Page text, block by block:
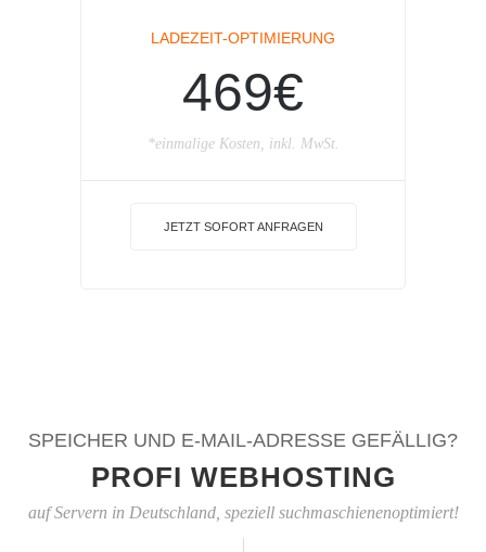
LADEZEIT-OPTIMIERUNG
469€
*einmalige Kosten, inkl. MwSt.
JETZT SOFORT ANFRAGEN
SPEICHER UND E-MAIL-ADRESSE GEFÄLLIG?
PROFI WEBHOSTING
auf Servern in Deutschland, speziell suchmaschienenoptimiert!